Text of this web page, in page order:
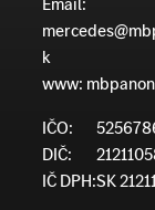
k
www:
IČO:
DIČ:
IČ DPH:SK